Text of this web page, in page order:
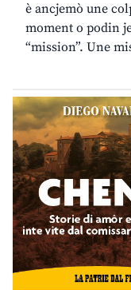
è ancjemò une
moment o podin
“mission”. Une